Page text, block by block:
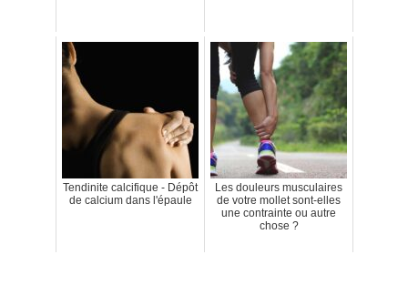
Tendinite calcifique - Dépôt
de calcium dans l'épaule
Les douleurs musculaires
de votre mollet sont-elles
une contrainte ou autre
chose ?